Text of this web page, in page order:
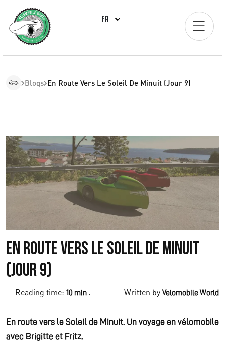
FR
Blogs En Route Vers Le Soleil De Minuit (Jour 9)
En route vers le Soleil de Minuit
(Jour 9)
Reading time: 10 min . Written byVelomobile World
En route vers le Soleil de Minuit. Un voyage en vélomobile
avec Brigitte et Fritz.